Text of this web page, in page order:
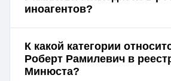
иноагентов?
К какой категории
Роберт Рамилевич в
Минюста?